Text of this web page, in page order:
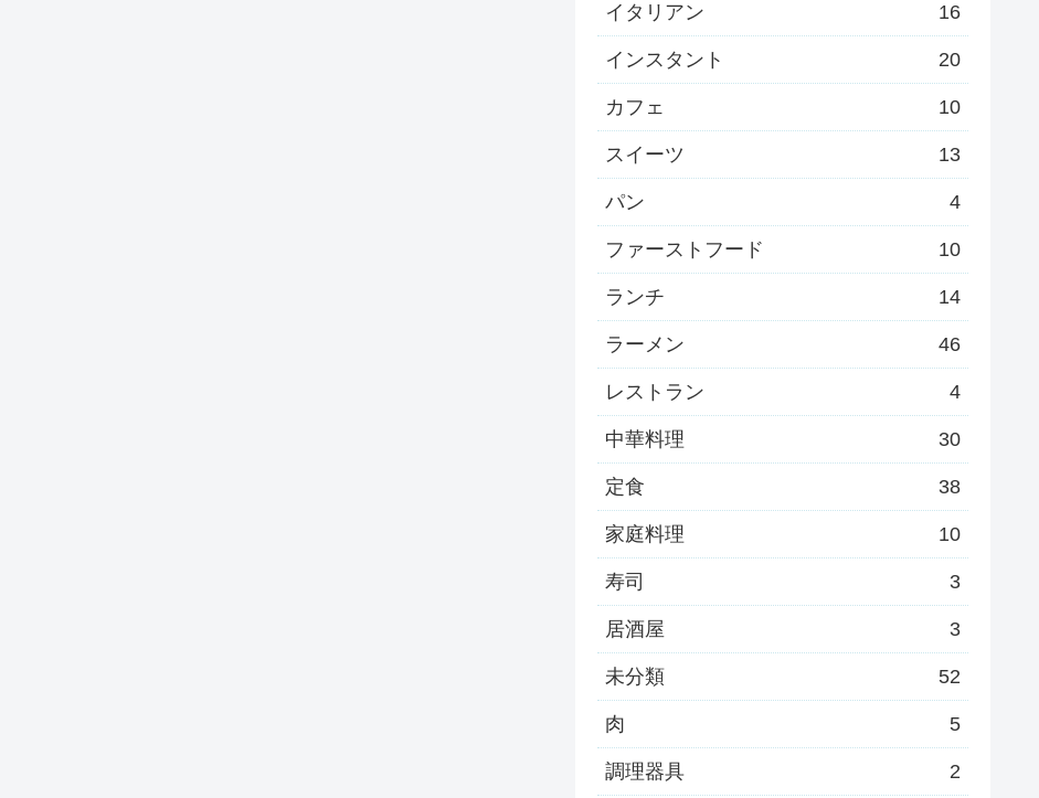
イタリアン 16
インスタント 20
カフェ 10
スイーツ 13
パン 4
ファーストフード 10
ランチ 14
ラーメン 46
レストラン 4
中華料理 30
定食 38
家庭料理 10
寿司 3
居酒屋 3
未分類 52
肉 5
調理器具 2